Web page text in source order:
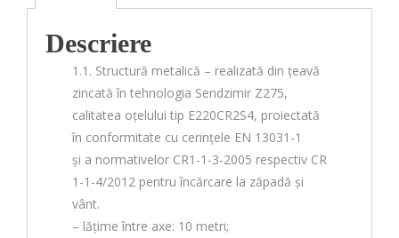
Descriere
1.1. Structură metalică – realizată din țeavă
zincată în tehnologia Sendzimir Z275,
calitatea oțelului tip E220CR2S4, proiectată
în conformitate cu cerințele EN 13031-1
și a normativelor CR1-1-3-2005 respectiv CR
1-1-4/2012 pentru încărcare la zăpadă și
vânt.
– lățime între axe: 10 metri;